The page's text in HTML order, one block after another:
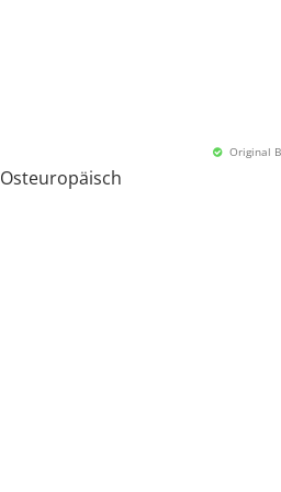
Original
Osteuropäisch